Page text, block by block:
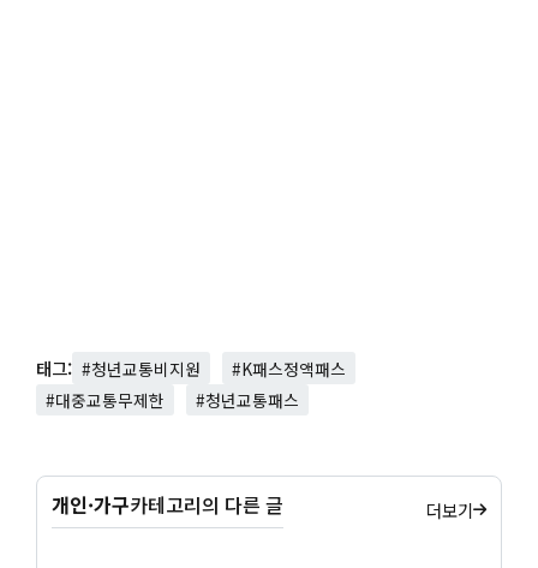
태그: #청년교통비지원
#K패스정액패스
#대중교통무제한
#청년교통패스
개인·가구카테고리의 다른 글 더보기